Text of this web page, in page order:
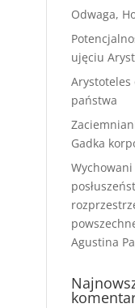
Odwaga,
ujęciu
państwa
Gadka
Agustina